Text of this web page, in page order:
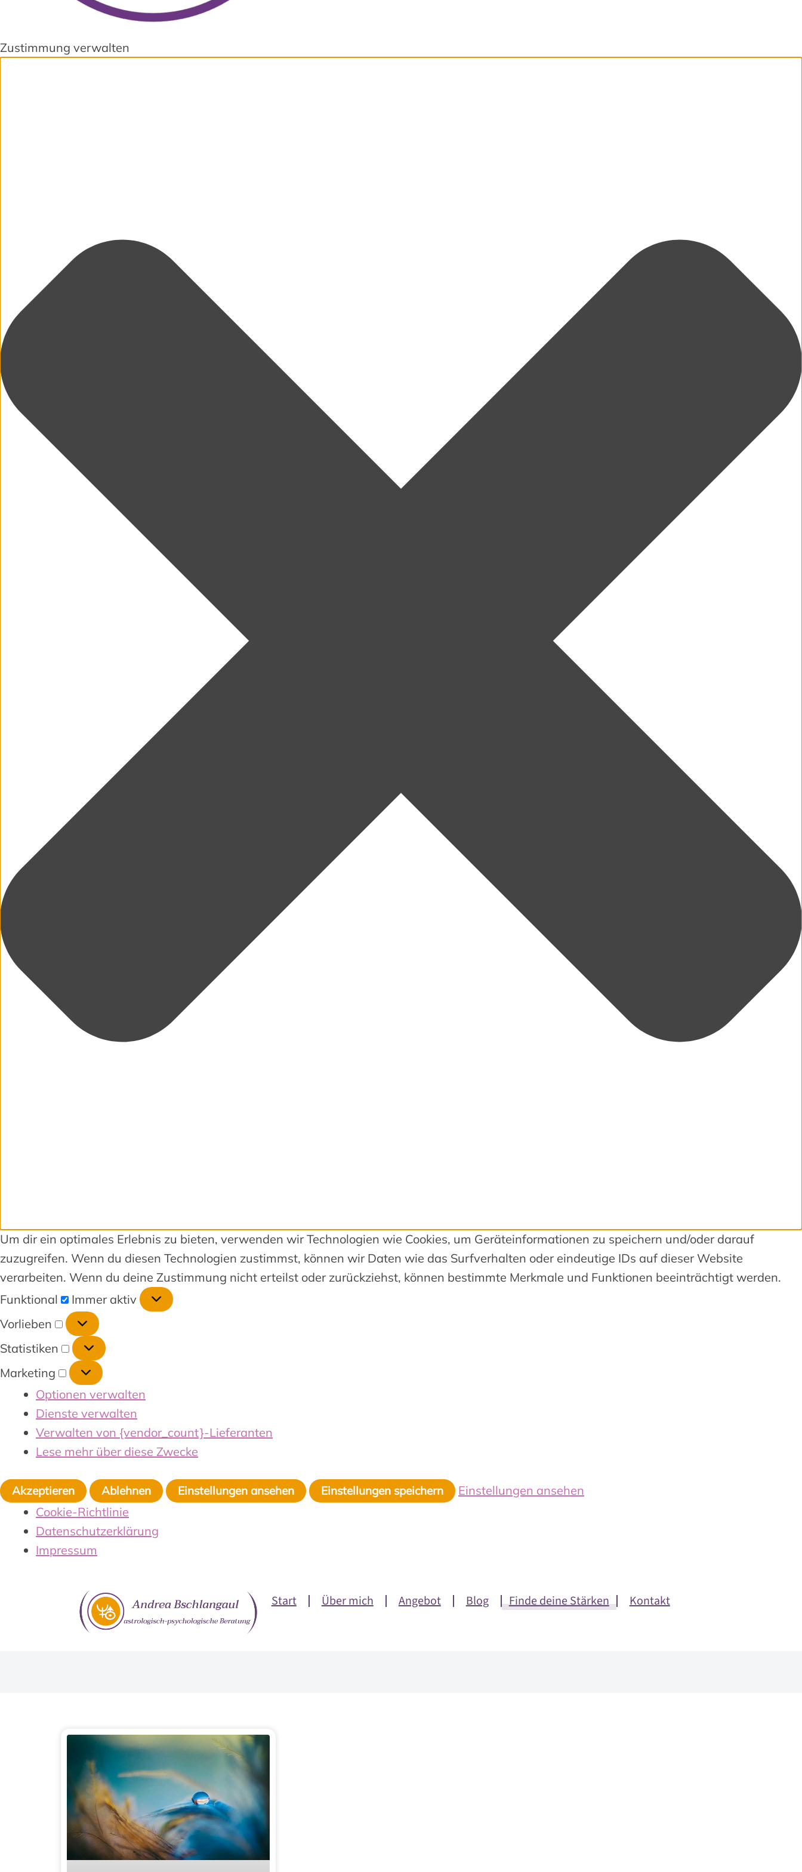
Zustimmung verwalten
Um dir ein optimales Erlebnis zu bieten, verwenden wir Technologien wie Cookies, um Geräteinformationen zu speichern und/oder darauf
zuzugreifen. Wenn du diesen Technologien zustimmst, können wir Daten wie das Surfverhalten oder eindeutige IDs auf dieser Website
verarbeiten. Wenn du deine Zustimmung nicht erteilst oder zurückziehst, können bestimmte Merkmale und Funktionen beeinträchtigt werden.
Funktional
Immer aktiv
Vorlieben
Statistiken
Marketing
Optionen verwalten
Dienste verwalten
Verwalten von {vendor_count}-Lieferanten
Lese mehr über diese Zwecke
Akzeptieren Ablehnen Einstellungen ansehen Einstellungen speichern
Einstellungen ansehen
Cookie-Richtlinie
Datenschutzerklärung
Impressum
Start Über mich Angebot Blog Finde deine Stärken Kontakt